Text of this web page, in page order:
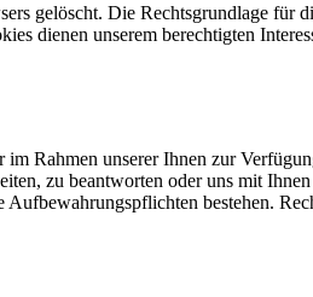
gelöscht. Die Rechtsgrundlage für
dienen unserem berechtigten
Rahmen unserer Ihnen zur
zu beantworten oder uns mit
Aufbewahrungspflichten bestehen.